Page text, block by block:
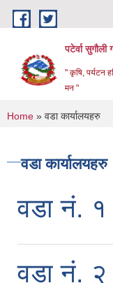
Skip to main content
पटेर्वा सुगौली
" कृषि, पर्यटन
मन "
You are
Home » वडा कार्यालयहरु
वडा कार्यालयहरु
वडा नं. १
वडा नं. २